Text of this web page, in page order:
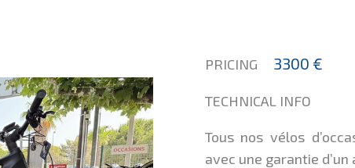
PRICING 3300 €
TECHNICAL INFO
Tous nos vélos
avec une garantie